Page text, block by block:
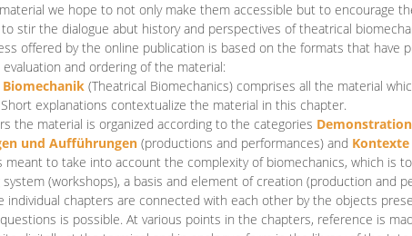
we hope to not only make them accessible but to encourage
stir the dialogue abut history and perspectives of theatrical
offered by the online publication is based on the formats that have
and ordering of the material:
Biomechanik (Theatrical Biomechanics) comprises all the material
explanations contextualize the material in this chapter.
the material is organized according to the categories D
und Aufführungen (productions and performances) and
to take into account the complexity of biomechanics, which is
(workshops), a basis and element of creation (production and
individual chapters are connected with each other by the objects
is possible. At various points in the chapters, reference is